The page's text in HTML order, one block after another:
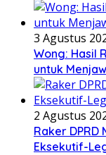
3 Agustus
Wong: Hasil
untuk
2 Agustus
Raker DPRD
Eksekutif-